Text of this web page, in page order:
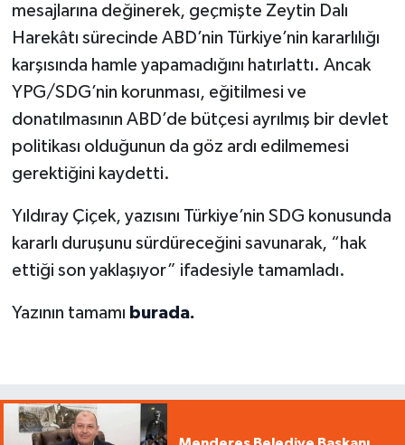
mesajlarına değinerek, geçmişte Zeytin Dalı
Harekâtı sürecinde ABD’nin Türkiye’nin kararlılığı
karşısında hamle yapamadığını hatırlattı. Ancak
YPG/SDG’nin korunması, eğitilmesi ve
donatılmasının ABD’de bütçesi ayrılmış bir devlet
politikası olduğunun da göz ardı edilmemesi
gerektiğini kaydetti.
Yıldıray Çiçek, yazısını Türkiye’nin SDG konusunda
kararlı duruşunu sürdüreceğini savunarak, “hak
ettiği son yaklaşıyor” ifadesiyle tamamladı.
Yazının tamamı burada.